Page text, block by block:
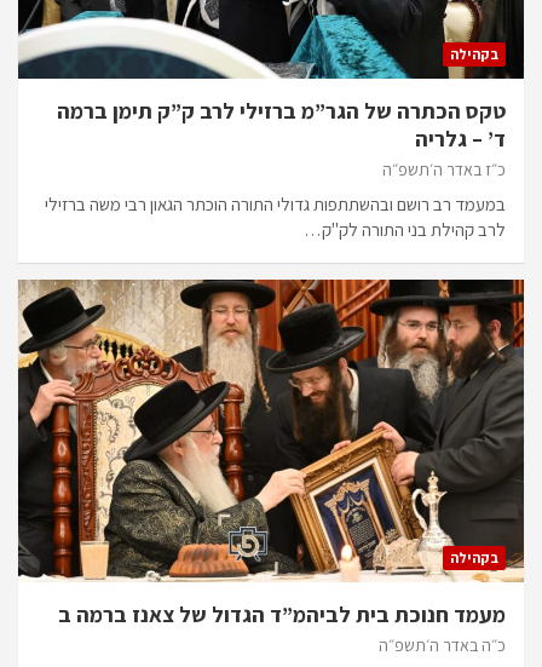
בקהילה
טקס הכתרה של הגר”מ ברזילי לרב ק”ק תימן ברמה
ד’ – גלריה
כ״ז באדר ה׳תשפ״ה
במעמד רב רושם ובהשתתפות גדולי התורה הוכתר הגאון רבי משה ברזילי
לרב קהילת בני התורה לק"ק…
בקהילה
מעמד חנוכת בית לביהמ”ד הגדול של צאנז ברמה ב
כ״ה באדר ה׳תשפ״ה